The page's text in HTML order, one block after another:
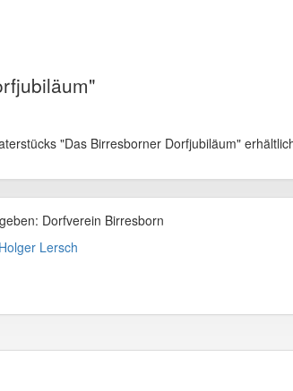
"Das Birresborner Dorfjubiläum"
Dorfverein Birresborn
Holger Lersch